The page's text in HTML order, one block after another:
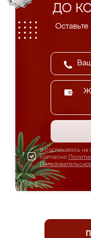
ДО
Оставьте
Я соглашаюсь на
согласно